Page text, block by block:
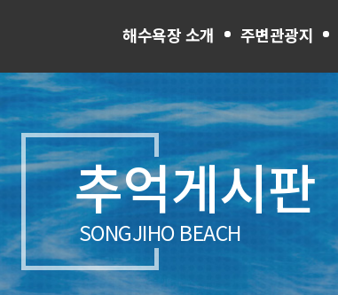
해수욕장 소개 주변관광지
추억게시판
SONGJIHO BEACH